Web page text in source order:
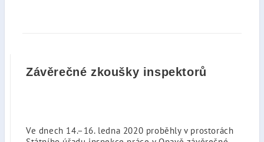
Závěrečné zkoušky inspektorů
Ve dnech 14.–16. ledna 2020 proběhly v prostorách